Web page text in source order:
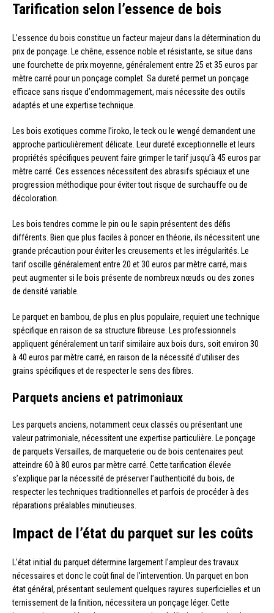
Tarification selon l’essence de bois
L’essence du bois constitue un facteur majeur dans la détermination du
prix de ponçage. Le chêne, essence noble et résistante, se situe dans
une fourchette de prix moyenne, généralement entre 25 et 35 euros par
mètre carré pour un ponçage complet. Sa dureté permet un ponçage
efficace sans risque d’endommagement, mais nécessite des outils
adaptés et une expertise technique.
Les bois exotiques comme l’iroko, le teck ou le wengé demandent une
approche particulièrement délicate. Leur dureté exceptionnelle et leurs
propriétés spécifiques peuvent faire grimper le tarif jusqu’à 45 euros par
mètre carré. Ces essences nécessitent des abrasifs spéciaux et une
progression méthodique pour éviter tout risque de surchauffe ou de
décoloration.
Les bois tendres comme le pin ou le sapin présentent des défis
différents. Bien que plus faciles à poncer en théorie, ils nécessitent une
grande précaution pour éviter les creusements et les irrégularités. Le
tarif oscille généralement entre 20 et 30 euros par mètre carré, mais
peut augmenter si le bois présente de nombreux nœuds ou des zones
de densité variable.
Le parquet en bambou, de plus en plus populaire, requiert une technique
spécifique en raison de sa structure fibreuse. Les professionnels
appliquent généralement un tarif similaire aux bois durs, soit environ 30
à 40 euros par mètre carré, en raison de la nécessité d’utiliser des
grains spécifiques et de respecter le sens des fibres.
Parquets anciens et patrimoniaux
Les parquets anciens, notamment ceux classés ou présentant une
valeur patrimoniale, nécessitent une expertise particulière. Le ponçage
de parquets Versailles, de marqueterie ou de bois centenaires peut
atteindre 60 à 80 euros par mètre carré. Cette tarification élevée
s’explique par la nécessité de préserver l’authenticité du bois, de
respecter les techniques traditionnelles et parfois de procéder à des
réparations préalables minutieuses.
Impact de l’état du parquet sur les coûts
L’état initial du parquet détermine largement l’ampleur des travaux
nécessaires et donc le coût final de l’intervention. Un parquet en bon
état général, présentant seulement quelques rayures superficielles et un
ternissement de la finition, nécessitera un ponçage léger. Cette